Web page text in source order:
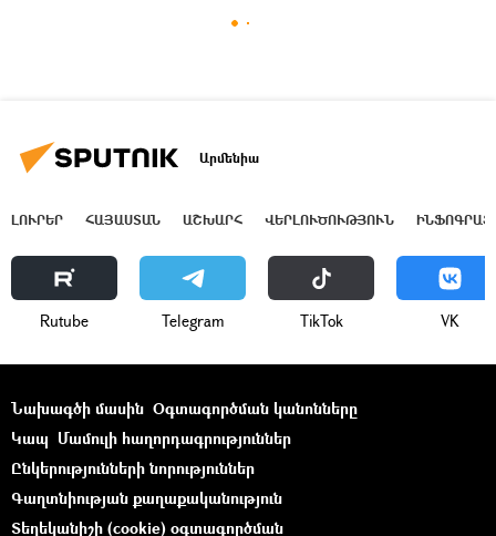
Արմենիա
ԼՈՒՐԵՐ ՀԱՅԱՍՏԱՆ ԱՇԽԱՐՀ ՎԵՐԼՈՒԾՈՒԹՅՈՒՆ
Rutube Telegram ТikТоk VK
Նախագծի մասին Օգտագործման կանոնները
Կապ Մամուլի հաղորդագրություններ
Ընկերությունների նորություններ
Գաղտնիության քաղաքականություն
Տեղեկանիշի (cookie) օգտագործման